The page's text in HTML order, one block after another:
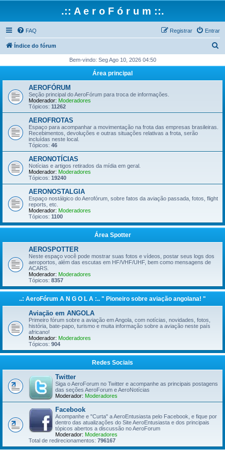
.:: A e r o F ó r u m ::.
FAQ Entrar
Registrar
Índice do fórum
q
Bem-vindo: Seg Ago 10, 2026 04:50
Área principal
AEROFÓRUM
Seção principal do AeroFórum para troca de informações.
Moderador: Moderadores
Tópicos: 11262
AEROFROTAS
Espaço para acompanhar a movimentação na frota das empresas brasileiras.
Recebimentos, devoluções e outras situações relativas a frota, serão
incluídas neste local.
Tópicos: 46
AERONOTÍCIAS
Notícias e artigos retirados da mídia em geral.
Moderador: Moderadores
Tópicos: 19240
AERONOSTALGIA
Espaço nostálgico do Aerofórum, sobre fatos da aviação passada, fotos, flight
reports, etc.
Moderador: Moderadores
Tópicos: 1100
Área Spotter
AEROSPOTTER
Neste espaço você pode mostrar suas fotos e vídeos, postar seus logs dos
aeroportos, além das escutas em HF/VHF/UHF, bem como mensagens de
ACARS.
Moderador: Moderadores
Tópicos: 8357
..: AeroFórum A N G O L A :.. " Pioneiro sobre aviação angolana! "
Aviação em ANGOLA
Primeiro fórum sobre a aviação em Angola, com notícias, novidades, fotos,
história, bate-papo, turismo e muita informação sobre a aviação neste país
africano!
Moderador: Moderadores
Tópicos: 904
Redes Sociais
Twitter
Siga o AeroForum no Twitter e acompanhe as principais postagens
das seções AeroForum e AeroNotícias
Moderador: Moderadores
Facebook
Acompanhe e "Curta" a AeroEntusiasta pelo Facebook, e fique por
dentro das atualizações do Site AeroEntusiasta e dos principais
tópicos abertos a discussão no AeroForum
Moderador: Moderadores
Total de redirecionamentos: 796167